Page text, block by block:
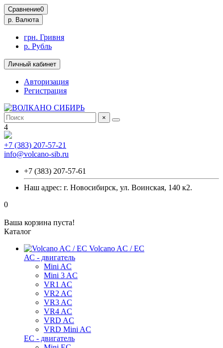
Сравнение0
р. Валюта
грн. Гривня
р. Рубль
Личный кабинет
Авторизация
Регистрация
×
4
+7 (383) 207-57-21
info@volcano-sib.ru
+7 (383) 207-57-61
Наш адрес: г. Новосибирск, ул. Воинская, 140 к2.
0
Ваша корзина пуста!
Каталог
Volcano AC / EC
АС - двигатель
Mini AC
Mini 3 AC
VR1 AC
VR2 AC
VR3 AC
VR4 AC
VRD AC
VRD Mini AC
ЕС - двигатель